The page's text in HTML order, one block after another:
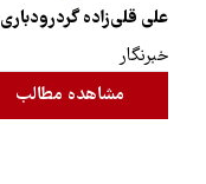
علی قلی‌زاده گردرودباری
خبرنگار
مشاهده مطالب